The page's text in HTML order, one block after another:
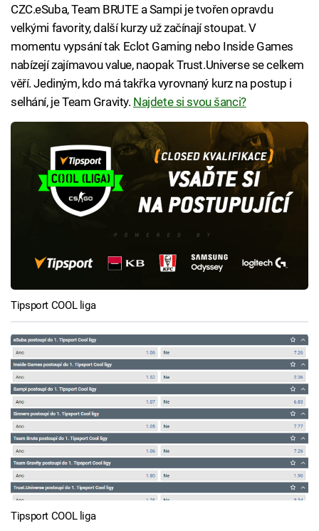
CZC.eSuba, Team BRUTE a Sampi je tvořen opravdu
velkými favority, další kurzy už začínají stoupat. V
momentu vypsání tak Eclot Gaming nebo Inside Games
nabízejí zajímavou value, naopak Trust.Universe se celkem
věří. Jediným, kdo má takřka vyrovnaný kurz na postup i
selhání, je Team Gravity. Najdete si svou šanci?
Tipsport COOL liga
Tipsport COOL liga